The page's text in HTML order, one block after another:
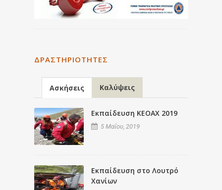
ΔΡΑΣΤΗΡΙΌΤΗΤΕΣ
Ασκήσεις Καλύψεις
Εκπαίδευση ΚΕΟΑΧ 2019
5 Μαΐου, 2019
Εκπαίδευση στο Λουτρό
Χανίων